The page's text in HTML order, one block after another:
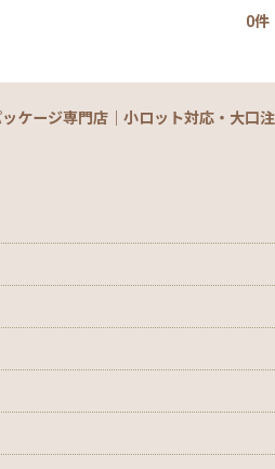
0件
ケージ専門店｜小ロット対応・大口注